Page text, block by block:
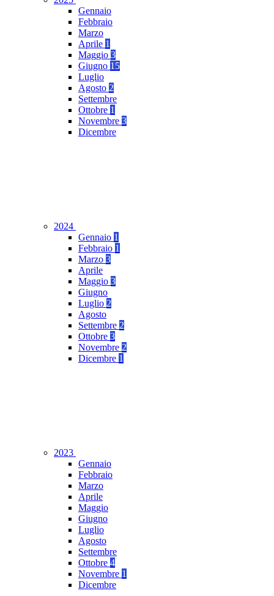
Gennaio
Febbraio
Marzo
Aprile 1
Maggio 3
Giugno 15
Luglio
Agosto 2
Settembre
Ottobre 1
Novembre 3
Dicembre
2024
Gennaio 1
Febbraio 1
Marzo 3
Aprile
Maggio 3
Giugno
Luglio 2
Agosto
Settembre 2
Ottobre 3
Novembre 2
Dicembre 1
2023
Gennaio
Febbraio
Marzo
Aprile
Maggio
Giugno
Luglio
Agosto
Settembre
Ottobre 4
Novembre 1
Dicembre